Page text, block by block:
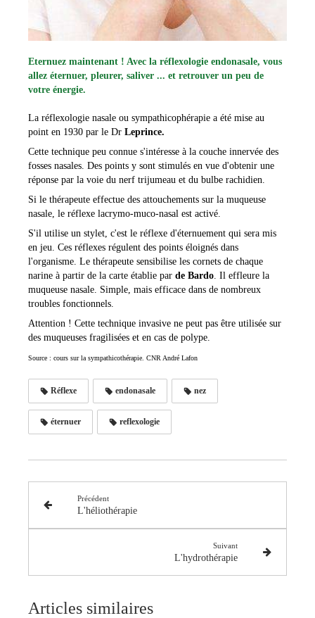
Eternuez maintenant ! Avec la réflexologie endonasale, vous
allez éternuer, pleurer, saliver ... et retrouver un peu de
votre énergie.
La réflexologie nasale ou sympathicophérapie a été mise au
point en 1930 par le Dr Leprince.
Cette technique peu connue s'intéresse à la couche innervée des
fosses nasales. Des points y sont stimulés en vue d'obtenir une
réponse par la voie du nerf trijumeau et du bulbe rachidien.
Si le thérapeute effectue des attouchements sur la muqueuse
nasale, le réflexe lacrymo-muco-nasal est activé.
S'il utilise un stylet, c'est le réflexe d'éternuement qui sera mis
en jeu. Ces réflexes régulent des points éloignés dans
l'organisme. Le thérapeute sensibilise les cornets de chaque
narine à partir de la carte établie par de Bardo . Il effleure la
muqueuse nasale. Simple, mais efficace dans de nombreux
troubles fonctionnels.
Attention ! Cette technique invasive ne peut pas être utilisée sur
des muqueuses fragilisées et en cas de polype.
Source : cours sur la sympathicothérapie. CNR André Lafon
Réflexe endonasale nez
éternuer reflexologie
Précédent
L'héliothérapie
Suivant
L'hydrothérapie
Articles similaires